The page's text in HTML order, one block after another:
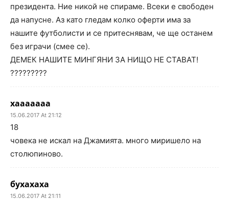
президента. Ние никой не спираме. Всеки е свободен
да напусне. Аз като гледам колко оферти има за
нашите футболисти и се притеснявам, че ще останем
без играчи (смее се).
ДЕМЕК НАШИТЕ МИНГЯНИ ЗА НИЩО НЕ СТАВАТ!
?????????
хааааааа
15.06.2017 At 21:12
18
човека не искал на Джамията. много миришело на
столюпиново.
бухахаха
15.06.2017 At 21:11